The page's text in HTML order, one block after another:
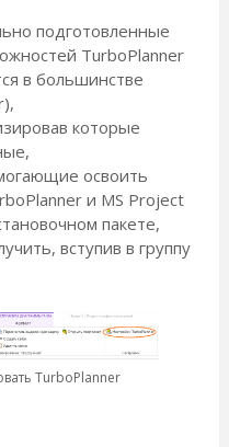
подготовленные
TurboPlanner
в большинстве
которые
освоить
и MS Project
пакете,
вступив в группу
TurboPlanner